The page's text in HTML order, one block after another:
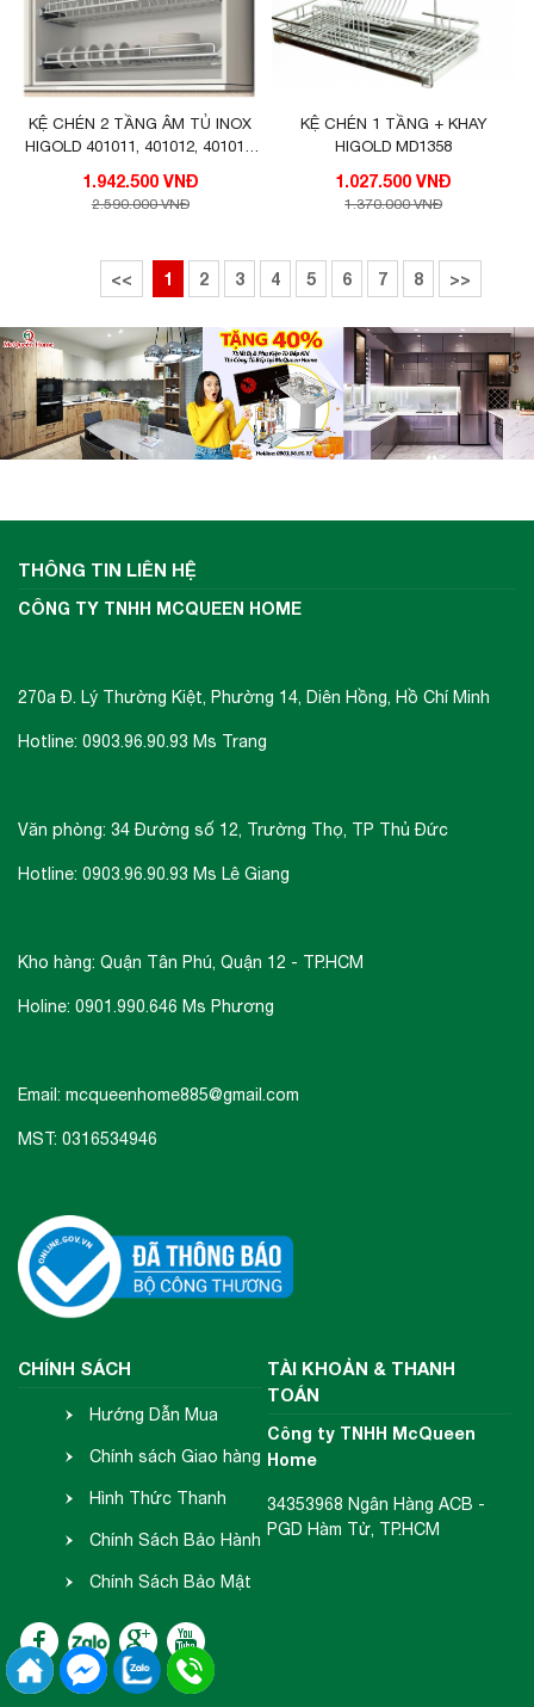
KỆ CHÉN 2 TẦNG ÂM TỦ INOX
HIGOLD 401011, 401012, 401013,
1.942.500 VNĐ
2.590.000 VNĐ
KỆ CHÉN 1 TẦNG + KHAY
HIGOLD MD1358
1.027.500 VNĐ
1.370.000 VNĐ
<< 1 2 3 4 5 6 7 8 >>
THÔNG TIN LIÊN HỆ
CÔNG TY TNHH MCQUEEN HOME
270a Đ. Lý Thường Kiệt, Phường 14, Diên Hồng, Hồ Chí Minh
Hotline: 0903.96.90.93 Ms Trang
Văn phòng: 34 Đường số 12, Trường Thọ, TP Thủ Đức
Hotline: 0903.96.90.93 Ms Lê Giang
Kho hàng: Quận Tân Phú, Quận 12 - TP.HCM
Holine: 0901.990.646 Ms Phương
Email: mcqueenhome885@gmail.com
MST: 0316534946
CHÍNH SÁCH
Hướng Dẫn Mua
Hàng
Chính sách Giao hàng
- Nhận hàng
Hình Thức Thanh
Toán
Chính Sách Bảo Hành
- Đổi Trả
Chính Sách Bảo Mật
Thông Tin
TÀI KHOẢN & THANH
TOÁN
Công ty TNHH McQueen
Home
34353968 Ngân Hàng ACB -
PGD Hàm Tử, TP.HCM